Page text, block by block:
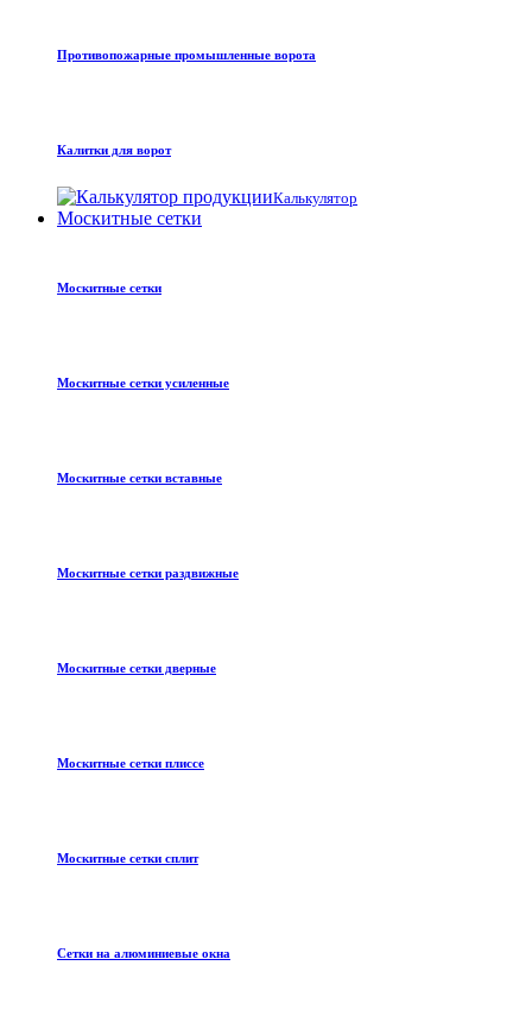
Противопожарные промышленные ворота
Калитки для ворот
Калькулятор
Москитные сетки
Москитные сетки
Москитные сетки усиленные
Москитные сетки вставные
Москитные сетки раздвижные
Москитные сетки дверные
Москитные сетки плиссе
Москитные сетки сплит
Сетки на алюминиевые окна